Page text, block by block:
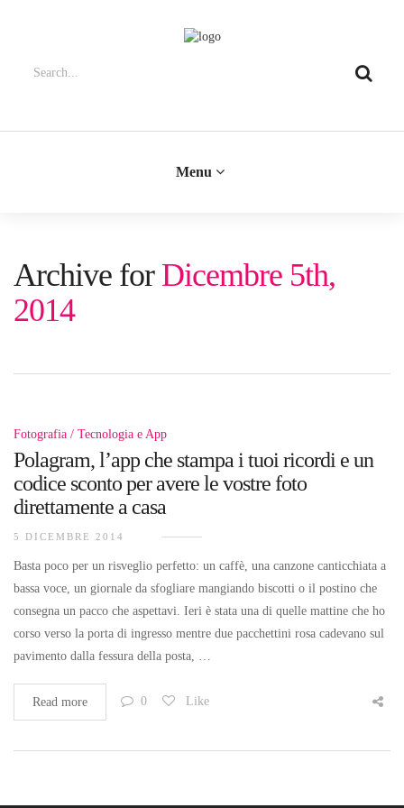
Menu
Archive for Dicembre 5th,
2014
Fotografia Tecnologia e App
Polagram, l’app che stampa i tuoi ricordi e un
codice sconto per avere le vostre foto
direttamente a casa
5 DICEMBRE 2014
Basta poco per un risveglio perfetto: un caffè, una canzone canticchiata a
bassa voce, un giornale da sfogliare mangiando biscotti o il postino che
consegna un pacco che aspettavi. Ieri è stata una di quelle mattine che ho
corso verso la porta di ingresso mentre due pacchettini rosa cadevano sul
pavimento dalla fessura della posta, …
Read more 0 Like